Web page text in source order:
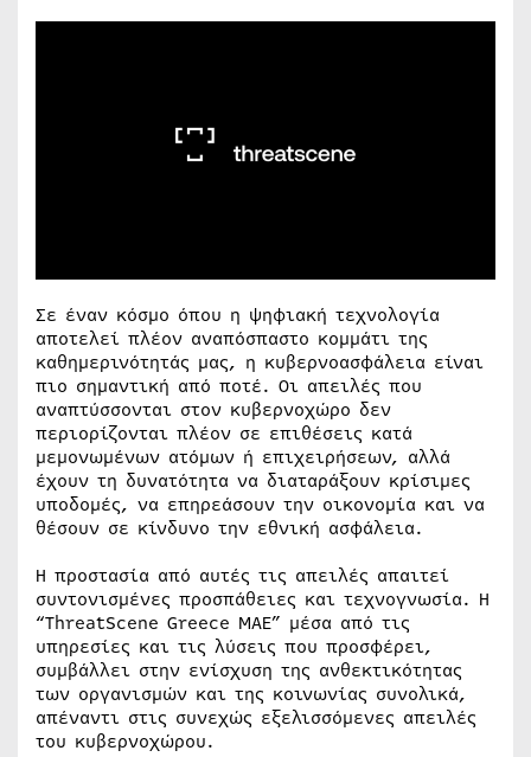
Σε έναν κόσμο όπου η ψηφιακή τεχνολογία
αποτελεί πλέον αναπόσπαστο κομμάτι της
καθημερινότητάς μας, η κυβερνοασφάλεια είναι
πιο σημαντική από ποτέ. Οι απειλές που
αναπτύσσονται στον κυβερνοχώρο δεν
περιορίζονται πλέον σε επιθέσεις κατά
μεμονωμένων ατόμων ή επιχειρήσεων, αλλά
έχουν τη δυνατότητα να διαταράξουν κρίσιμες
υποδομές, να επηρεάσουν την οικονομία και να
θέσουν σε κίνδυνο την εθνική ασφάλεια.
Η προστασία από αυτές τις απειλές απαιτεί
συντονισμένες προσπάθειες και τεχνογνωσία. Η
“ThreatScene Greece MAE” μέσα από τις
υπηρεσίες και τις λύσεις που προσφέρει,
συμβάλλει στην ενίσχυση της ανθεκτικότητας
των οργανισμών και της κοινωνίας συνολικά,
απέναντι στις συνεχώς εξελισσόμενες απειλές
του κυβερνοχώρου.